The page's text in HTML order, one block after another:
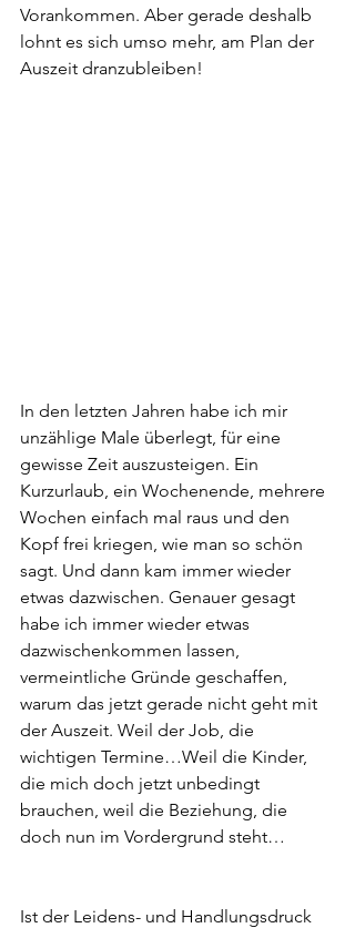
Vorankommen. Aber gerade deshalb
lohnt es sich umso mehr, am Plan der
Auszeit dranzubleiben!
In den letzten Jahren habe ich mir
unzählige Male überlegt, für eine
gewisse Zeit auszusteigen. Ein
Kurzurlaub, ein Wochenende, mehrere
Wochen einfach mal raus und den
Kopf frei kriegen, wie man so schön
sagt. Und dann kam immer wieder
etwas dazwischen. Genauer gesagt
habe ich immer wieder etwas
dazwischenkommen lassen,
vermeintliche Gründe geschaffen,
warum das jetzt gerade nicht geht mit
der Auszeit. Weil der Job, die
wichtigen Termine…Weil die Kinder,
die mich doch jetzt unbedingt
brauchen, weil die Beziehung, die
doch nun im Vordergrund steht…
Ist der Leidens- und Handlungsdruck